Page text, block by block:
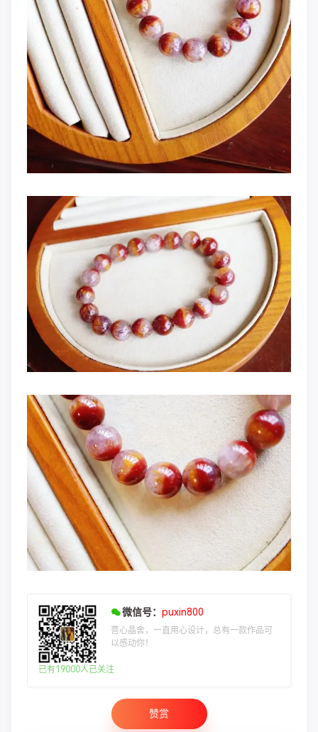
微信号： puxin800
菩心晶舍，一直用心设计，总有一款作品可
以感动你！
已有19000人已关注
赞赏